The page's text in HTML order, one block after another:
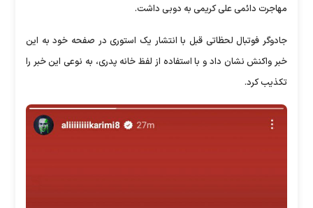
مهاجرت دائمی علی کریمی به دوبی داشت.
جادوگر فوتبال لحظاتی قبل با انتشار یک استوری در صفحه خود به این
خبر واکنش نشان داد و با استفاده از لفظ خانه پدری، به نوعی این خبر را
تکذیب کرد.